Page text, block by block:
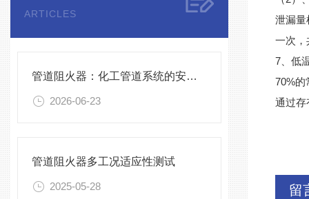
ARTICLES
管道阻火器：化工管道系统的安全防护屏障
2026-06-23
管道阻火器多工况适应性测试
2025-05-28
泄漏量
一次，
7、低
70%的
通过存
留